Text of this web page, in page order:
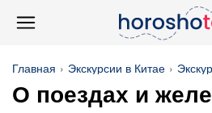
Главная Экскурсии в Китае
О поездах и